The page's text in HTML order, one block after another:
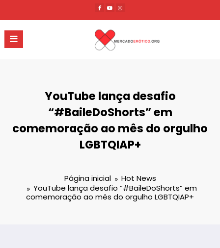
o
conteúdo
YouTube lança desafio
“#BaileDoShorts” em
comemoração ao mês do orgulho
LGBTQIAP+
Página inicial
Hot News
YouTube lança desafio “#BaileDoShorts” em
comemoração ao mês do orgulho LGBTQIAP+